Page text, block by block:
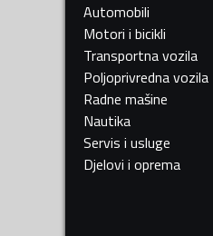
Automobili
Motori i bicikli
Transportna vozila
Poljoprivredna vozila
Radne mašine
Nautika
Servis i usluge
Djelovi i oprema